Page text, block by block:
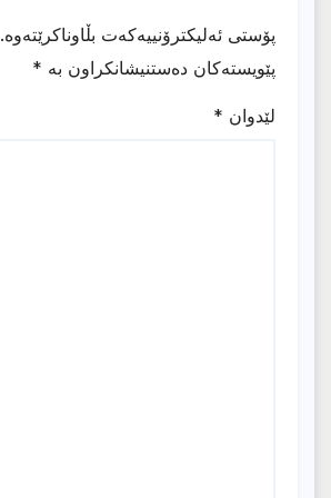
پۆستی ئەلیکترۆنییەکەت بڵاوناکرێتەوە.
پێویستەکان دەستنیشانکراون بە *
لێدوان *